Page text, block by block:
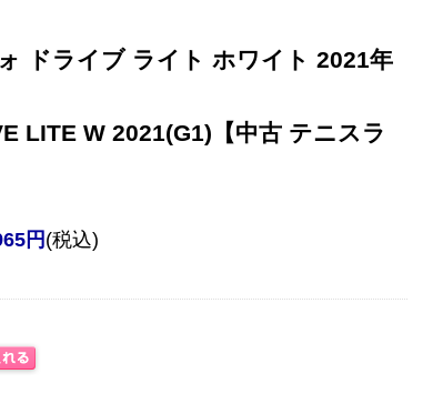
ドライブ ライト ホワイト 2021年
LITE W 2021(G1)【中古 テニスラ
円(税込)